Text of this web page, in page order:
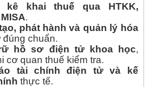
kê khai thuế qua HTKK,
.
phát hành và quản lý hóa
đúng chuẩn.
hồ sơ điện tử khoa học,
cơ quan thuế kiểm tra.
tài chính điện tử và kế
thực tế.